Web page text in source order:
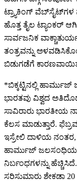
ಟ್ರ್ಯಾಕಿಂಗ್ ವೆಬ್‌ಸೈಟ್‌ಗಳ
ಹೊತ್ತ ತೈಲ ಟ್ಯಾಂಕರ್
ಸಾರ್ವಜನಿಕ
ತಂತ್ರವನ್ನು
ಬಿಡುಗಡೆಗೆ
*ಬಿಕ್ಕಟ್ಟಿನಲ್ಲಿ
ಭಾರತವು ವಿಶ್ವದ
ಸಾವಿರಾರು ಭಾರತೀಯ
ಕೆಲಸ ಮಾಡುತ್ತಾರೆ.
ಇಸ್ರೇಲಿ ದಾಳಿಯ ನಂತರ,
ಹಾರ್ಮುಜ್ ಜಲಸಂಧಿಯ
ನಿರ್ಬಂಧಗಳನ್ನು
ಸರಿಸುಮಾರು ಶೇಕಡಾ